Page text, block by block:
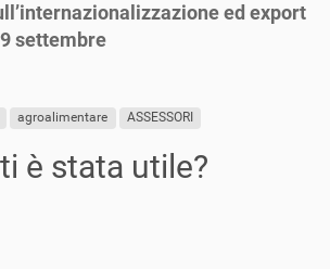
ed export
settembre
agroalimentare ASSESSORI
è stata utile?